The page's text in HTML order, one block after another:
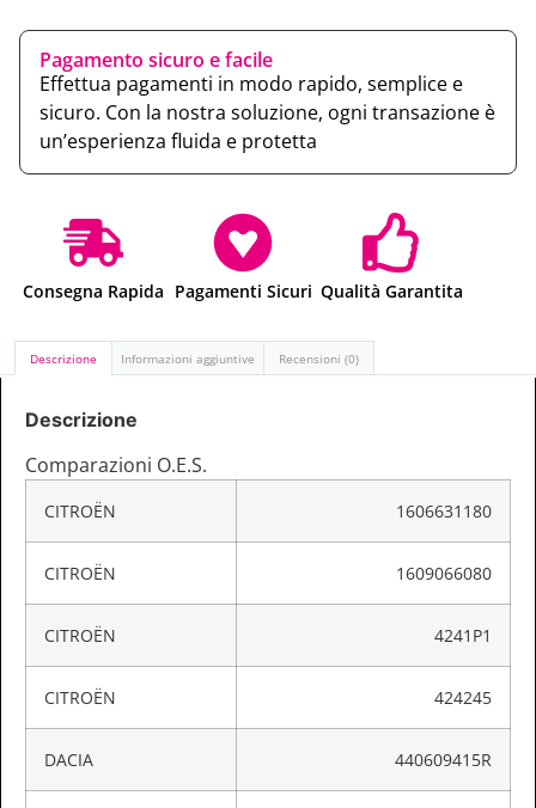
Pagamento sicuro e facile
Effettua pagamenti in modo rapido, semplice e
sicuro. Con la nostra soluzione, ogni transazione è
un’esperienza fluida e protetta
Consegna Rapida Pagamenti Sicuri Qualità Garantita
Descrizione Informazioni aggiuntive Recensioni (0)
Descrizione
Comparazioni O.E.S.
CITROËN 1606631180
CITROËN 1609066080
CITROËN 4241P1
CITROËN 424245
DACIA 440609415R